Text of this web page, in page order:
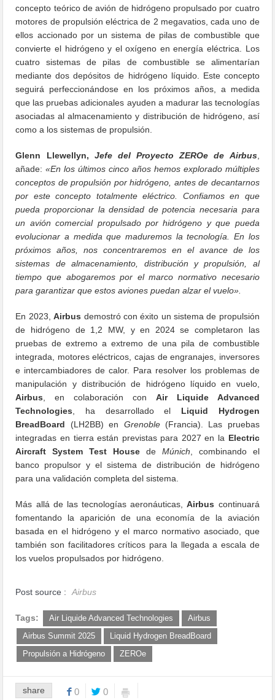
concepto teórico de avión de hidrógeno propulsado por cuatro
motores de propulsión eléctrica de 2 megavatios, cada uno de
ellos accionado por un sistema de pilas de combustible que
convierte el hidrógeno y el oxígeno en energía eléctrica. Los
cuatro sistemas de pilas de combustible se alimentarían
mediante dos depósitos de hidrógeno líquido. Este concepto
seguirá perfeccionándose en los próximos años, a medida
que las pruebas adicionales ayuden a madurar las tecnologías
asociadas al almacenamiento y distribución de hidrógeno, así
como a los sistemas de propulsión.
Glenn Llewellyn, Jefe del Proyecto ZEROe de Airbus,
añade:«En los últimos cinco años hemos explorado múltiples
conceptos de propulsión por hidrógeno, antes de decantarnos
por este concepto totalmente eléctrico. Confiamos en que
pueda proporcionar la densidad de potencia necesaria para
un avión comercial propulsado por hidrógeno y que pueda
evolucionar a medida que maduremos la tecnología. En los
próximos años, nos concentraremos en el avance de los
sistemas de almacenamiento, distribución y propulsión, al
tiempo que abogaremos por el marco normativo necesario
para garantizar que estos aviones puedan alzar el vuelo».
En 2023,Airbus demostró con éxito un sistema de propulsión
de hidrógeno de 1,2 MW, y en 2024 se completaron las
pruebas de extremo a extremo de una pila de combustible
integrada, motores eléctricos, cajas de engranajes, inversores
e intercambiadores de calor. Para resolver los problemas de
manipulación y distribución de hidrógeno líquido en vuelo,
Airbus , en colaboración con Air Liquide Advanced
Technologies , ha desarrollado el Liquid Hydrogen
BreadBoard (LH2BB) en Grenoble(Francia). Las pruebas
integradas en tierra están previstas para 2027 en la Electric
Aircraft System Test House de Múnich , combinando el
banco propulsor y el sistema de distribución de hidrógeno
para una validación completa del sistema.
Más allá de las tecnologías aeronáuticas,Airbus continuará
fomentando la aparición de una economía de la aviación
basada en el hidrógeno y el marco normativo asociado, que
también son facilitadores críticos para la llegada a escala de
los vuelos propulsados por hidrógeno.
Post source : Airbus
Tags: Air Liquide Advanced Technologies
Airbus
Airbus Summit 2025
Liquid Hydrogen BreadBoard
Propulsión a Hidrógeno
ZEROe
share 0 0